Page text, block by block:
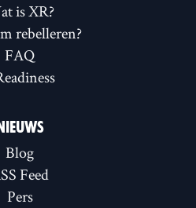
is XR?
rebelleren?
FAQ
NIEUWS
Blog
Feed
Pers